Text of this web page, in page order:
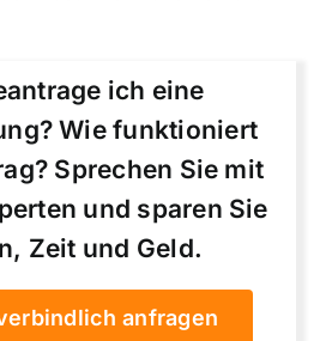
ich eine
Wie funktioniert
Sprechen Sie mit
und sparen Sie
Zeit und Geld.
anfragen